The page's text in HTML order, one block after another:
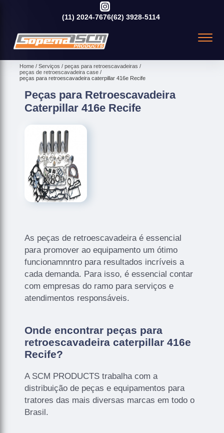
(11) 2024-7676(62) 3928-5114
Home Serviços
peças para retroescavadeiras
peças de retroescavadeira case
peças para retroescavadeira caterpillar 416e Recife
Peças para Retroescavadeira
Caterpillar 416e Recife
As peças de retroescavadeira é essencial
para promover ao equipamento um ótimo
funcionamnntro para resultados incríveis a
cada demanda. Para isso, é essencial contar
com empresas do ramo para serviços e
atendimentos responsáveis.
Onde encontrar peças para
retroescavadeira caterpillar 416e
Recife?
A SCM PRODUCTS trabalha com a
distribuição de peças e equipamentos para
tratores das mais diversas marcas em todo o
Brasil.